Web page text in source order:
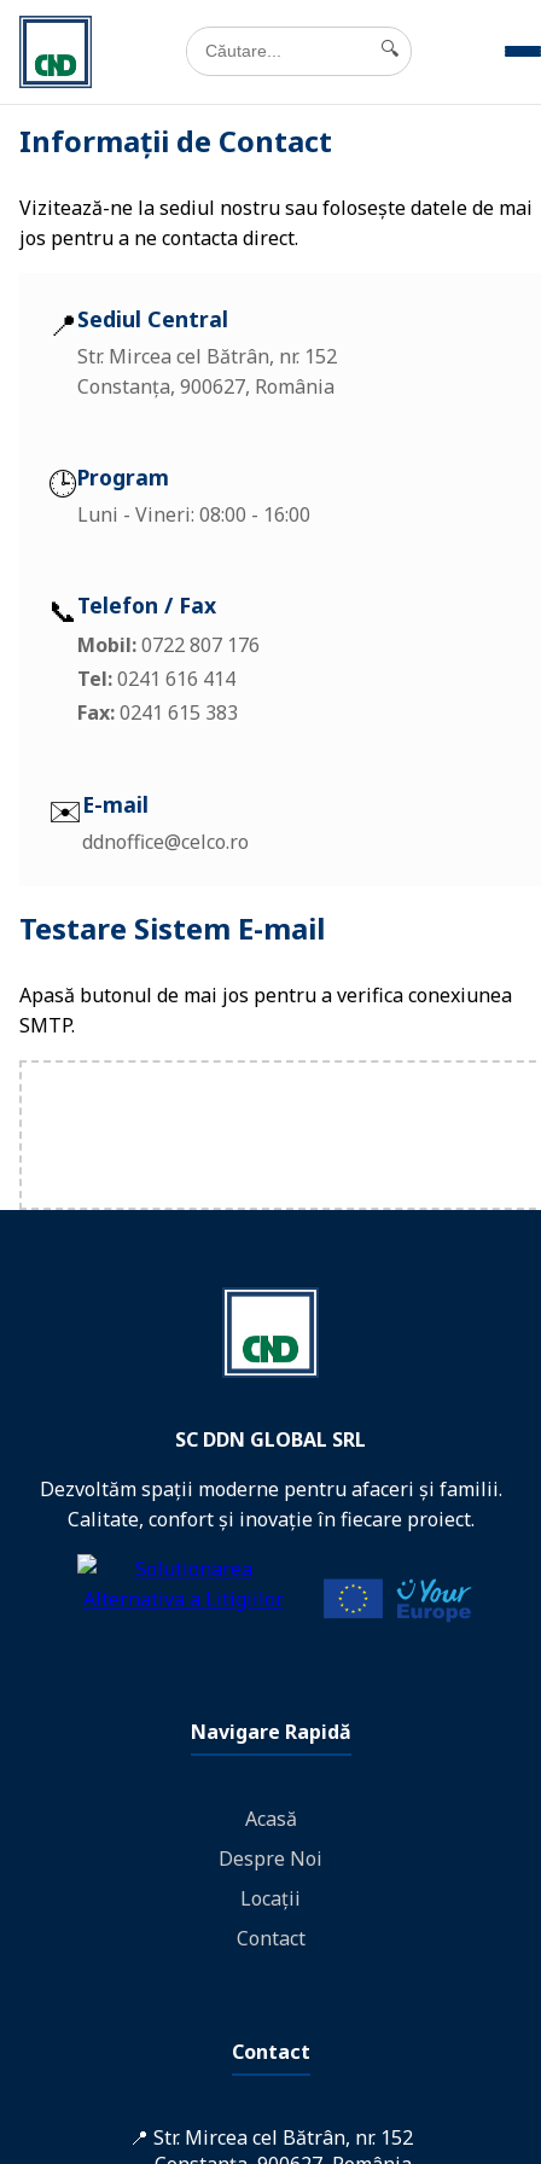
🔍
Informații de Contact
Vizitează-ne la sediul nostru sau folosește datele de mai
jos pentru a ne contacta direct.
📍Sediul Central
Str. Mircea cel Bătrân, nr. 152
Constanța, 900627, România
🕒Program
Luni - Vineri: 08:00 - 16:00
📞Telefon / Fax
Mobil:0722 807 176
Tel:0241 616 414
Fax:0241 615 383
✉️E-mail
ddnoffice@celco.ro
Testare Sistem E-mail
Apasă butonul de mai jos pentru a verifica conexiunea
SMTP.
SC DDN GLOBAL SRL
Dezvoltăm spații moderne pentru afaceri și familii.
Calitate, confort și inovație în fiecare proiect.
Navigare Rapidă
Acasă
Despre Noi
Locații
Contact
Contact
📍 Str. Mircea cel Bătrân, nr. 152